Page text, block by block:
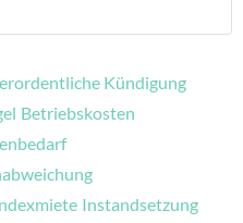
Kündigung
Betriebskosten
Instandsetzung